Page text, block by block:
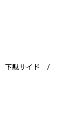
下駄サイド /